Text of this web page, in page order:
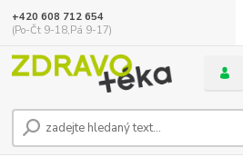
+420 608 712 654
(Po-Čt 9-18,Pá 9-17)